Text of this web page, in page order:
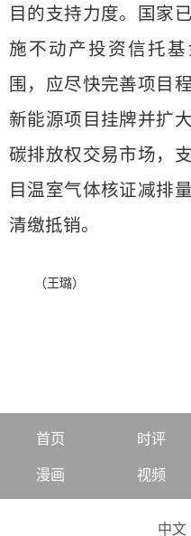
目的支持力度。国家
施不动产投资信托
围，应尽快完善项目
新能源项目挂牌并扩
碳排放权交易市场，
目温室气体核证减排
清缴抵销。
（王璐）
首页 时评
漫画 视频
中文